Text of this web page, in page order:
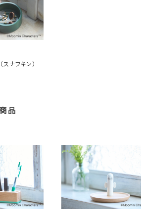
ナフキン）
品